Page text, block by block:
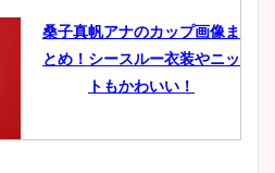
豊島実季アナのカップ画像ま
とめ！美脚や水着姿に年齢も
桑子真帆アナのカップ画像ま
とめ！シースルー衣装やニッ
トもかわいい！